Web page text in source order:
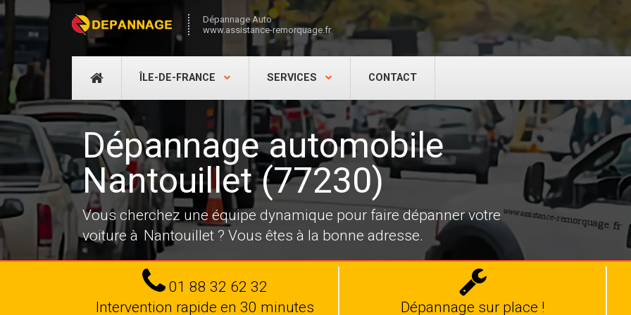
Dépannage Auto
www.assistance-remorquage.fr
DÉPANNAGE
ÎLE-DE-FRANCE SERVICES CONTACT
Dépannage automobile
Nantouillet (77230)
Vous cherchez une équipe dynamique pour faire dépanner votre
voiture à Nantouillet ? Vous êtes à la bonne adresse.
Tel
01 88 32 62 32
Intervention rapide en 30 minutes
Dépannage
Dépannage sur place !